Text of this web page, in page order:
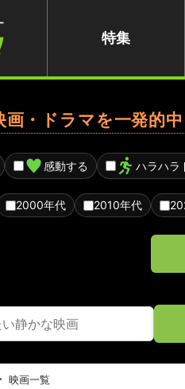
特集
・ドラマを一発的中
感動する ハラハラ
2000年代 2010年代
映画一覧